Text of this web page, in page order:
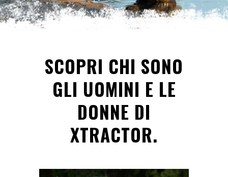
SCOPRI CHI SONO
GLI UOMINI E LE
DONNE DI
XTRACTOR.